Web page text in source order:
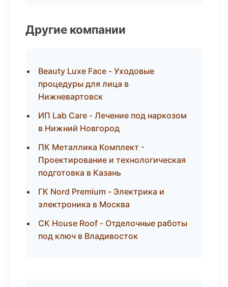
Другие компании
Beauty Luxe Face - Уходовые
процедуры для лица в
Нижневартовск
ИП Lab Care - Лечение под наркозом
в Нижний Новгород
ПК Металлика Комплект -
Проектирование и технологическая
подготовка в Казань
ГК Nord Premium - Электрика и
электроника в Москва
СК House Roof - Отделочные работы
под ключ в Владивосток